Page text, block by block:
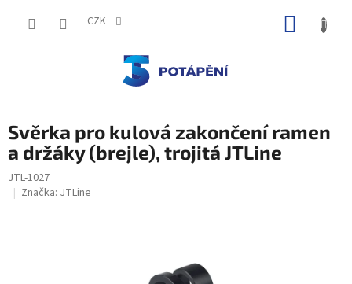
CZK
Svěrka pro kulová zakončení ramen
a držáky (brejle), trojitá JTLine
JTL-1027
Značka: JTLine